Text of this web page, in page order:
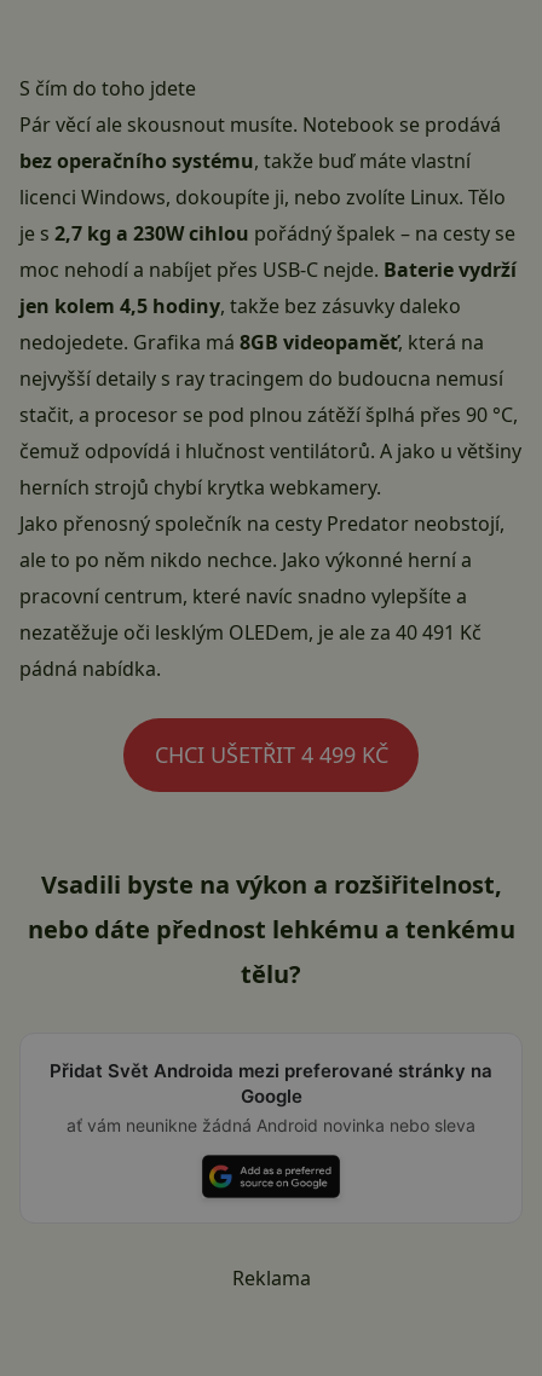
S čím do toho jdete
Pár věcí ale skousnout musíte. Notebook se prodává
bez operačního systému, takže buď máte vlastní
licenci Windows, dokoupíte ji, nebo zvolíte Linux. Tělo
je s 2,7 kg a 230W cihlou pořádný špalek – na cesty se
moc nehodí a nabíjet přes USB-C nejde. Baterie vydrží
jen kolem 4,5 hodiny, takže bez zásuvky daleko
nedojedete. Grafika má 8GB videopaměť, která na
nejvyšší detaily s ray tracingem do budoucna nemusí
stačit, a procesor se pod plnou zátěží šplhá přes 90 °C,
čemuž odpovídá i hlučnost ventilátorů. A jako u většiny
herních strojů chybí krytka webkamery.
Jako přenosný společník na cesty Predator neobstojí,
ale to po něm nikdo nechce. Jako výkonné herní a
pracovní centrum, které navíc snadno vylepšíte a
nezatěžuje oči lesklým OLEDem, je ale za 40 491 Kč
pádná nabídka.
CHCI UŠETŘIT 4 499 KČ
Vsadili byste na výkon a rozšiřitelnost,
nebo dáte přednost lehkému a tenkému
tělu?
Přidat Svět Androida mezi preferované stránky na
Google
ať vám neunikne žádná Android novinka nebo sleva
Reklama